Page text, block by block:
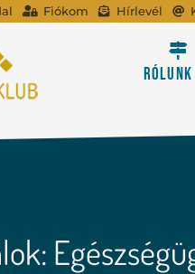
Fiókom Hírlevél
Rólunk